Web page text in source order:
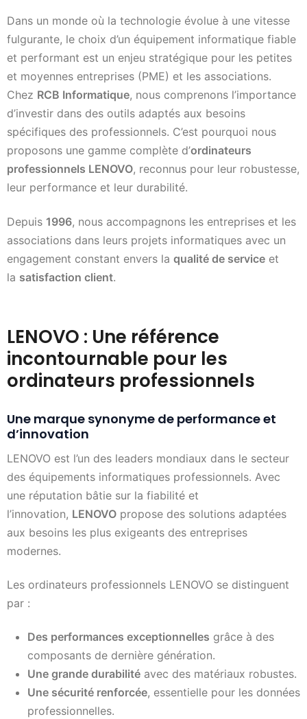
Dans un monde où la technologie évolue à une vitesse
fulgurante, le choix d’un équipement informatique fiable
et performant est un enjeu stratégique pour les petites
et moyennes entreprises (PME) et les associations.
Chez RCB Informatique, nous comprenons l’importance
d’investir dans des outils adaptés aux besoins
spécifiques des professionnels. C’est pourquoi nous
proposons une gamme complète d’ordinateurs
professionnels LENOVO, reconnus pour leur robustesse,
leur performance et leur durabilité.
Depuis 1996, nous accompagnons les entreprises et les
associations dans leurs projets informatiques avec un
engagement constant envers la qualité de service et
la satisfaction client.
LENOVO : Une référence
incontournable pour les
ordinateurs professionnels
Une marque synonyme de performance et
d’innovation
LENOVO est l’un des leaders mondiaux dans le secteur
des équipements informatiques professionnels. Avec
une réputation bâtie sur la fiabilité et
l’innovation, LENOVO propose des solutions adaptées
aux besoins les plus exigeants des entreprises
modernes.
Les ordinateurs professionnels LENOVO se distinguent
par :
Des performances exceptionnelles grâce à des
composants de dernière génération.
Une grande durabilité avec des matériaux robustes.
Une sécurité renforcée, essentielle pour les données
professionnelles.